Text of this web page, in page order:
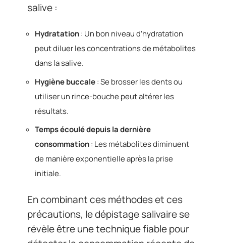
salive :
Hydratation: Un bon niveau d’hydratation
peut diluer les concentrations de métabolites
dans la salive.
Hygiène buccale: Se brosser les dents ou
utiliser un rince-bouche peut altérer les
résultats.
Temps écoulé depuis la dernière
consommation: Les métabolites diminuent
de manière exponentielle après la prise
initiale.
En combinant ces méthodes et ces
précautions, le dépistage salivaire se
révèle être une technique fiable pour